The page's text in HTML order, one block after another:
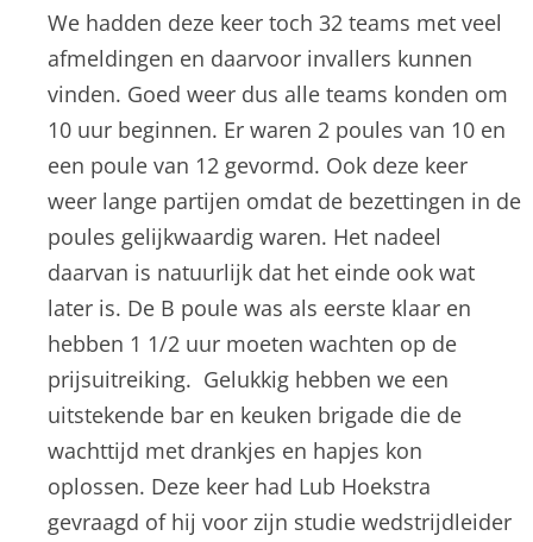
We hadden deze keer toch 32 teams met veel
afmeldingen en daarvoor invallers kunnen
vinden. Goed weer dus alle teams konden om
10 uur beginnen. Er waren 2 poules van 10 en
een poule van 12 gevormd. Ook deze keer
weer lange partijen omdat de bezettingen in de
poules gelijkwaardig waren. Het nadeel
daarvan is natuurlijk dat het einde ook wat
later is. De B poule was als eerste klaar en
hebben 1 1/2 uur moeten wachten op de
prijsuitreiking. Gelukkig hebben we een
uitstekende bar en keuken brigade die de
wachttijd met drankjes en hapjes kon
oplossen. Deze keer had Lub Hoekstra
gevraagd of hij voor zijn studie wedstrijdleider